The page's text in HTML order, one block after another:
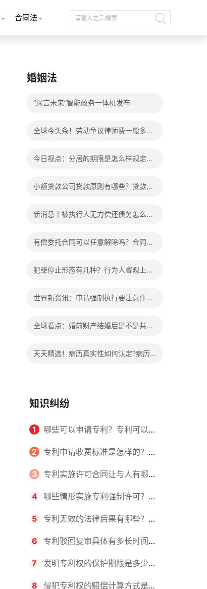
合同法
婚姻法
“深言未来”智能政务一体机发布
全球今头条！劳动争议律师费一般多少
今日视点：分居的期限是怎么样规定
小额贷款公司贷款原则有哪些？贷款不
新消息丨被执行人无力偿还债务怎么
有偿委托合同可以任意解除吗？合同无
犯罪停止形态有几种？行为人客观上实
世界新资讯：申请强制执行要注意什么
全球看点：婚前财产结婚后是不是共同
天天精选！病历真实性如何认定?病历
知识纠纷
1 哪些可以申请专利？专利可以同
时多个人一起申请吗？
2 专利申请收费标准是怎样的？申
请不同类型的专利所需要的钱不同
3 专利实施许可合同让与人有哪些
主要义务？专利实施许可合同与专利
许可合同有什么区别？
4 哪些情形实施专利强制许可？专
利强制许可的前提条件是什么？
5 专利无效的法律后果有哪些？专
利的无效情形有哪些？
6 专利驳回复审具体有多长时间？
哪些情况下专利申请可能被驳回？
7 发明专利权的保护期限是多少
年？非专利发明人是否有专利申请
8 侵犯专利权的赔偿计算方式是什